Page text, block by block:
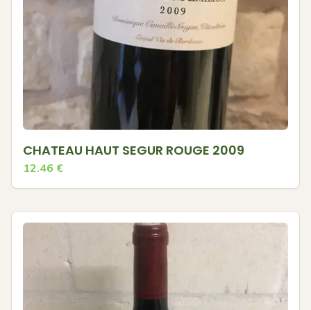
CHATEAU HAUT SEGUR ROUGE 2009
12.46 €